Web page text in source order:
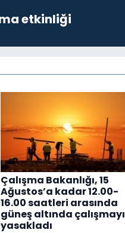
etkinliği
Çalışma Bakanlığı, 15
Ağustos’a kadar 12.00-
16.00 saatleri arasında
güneş altında çalışmayı
yasakladı